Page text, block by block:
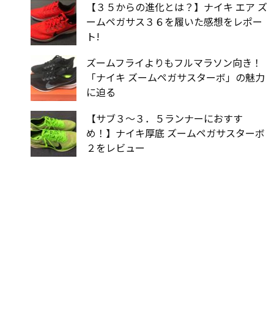
【３５からの進化とは？】ナイキ エア ズ
ームペガサス３６を履いた感想をレポー
ト!
ズームフライよりもフルマラソン向き！
「ナイキ ズームペガサスターボ」の魅力
に迫る
【サブ３〜３．５ランナーにおすす
め！】ナイキ厚底 ズームペガサスターボ
２をレビュー